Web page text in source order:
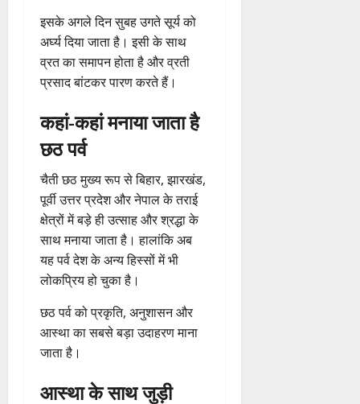
इसके अगले दिन सुबह उगते सूर्य को
अर्घ्य दिया जाता है। इसी के साथ
व्रत का समापन होता है और व्रती
प्रसाद बांटकर पारण करते हैं।
कहां-कहां मनाया जाता है
छठ पर्व
चैती छठ मुख्य रूप से बिहार, झारखंड,
पूर्वी उत्तर प्रदेश और नेपाल के तराई
क्षेत्रों में बड़े ही उत्साह और श्रद्धा के
साथ मनाया जाता है। हालांकि अब
यह पर्व देश के अन्य हिस्सों में भी
लोकप्रिय हो चुका है।
छठ पर्व को प्रकृति, अनुशासन और
आस्था का सबसे बड़ा उदाहरण माना
जाता है।
आस्था के साथ जुड़ी